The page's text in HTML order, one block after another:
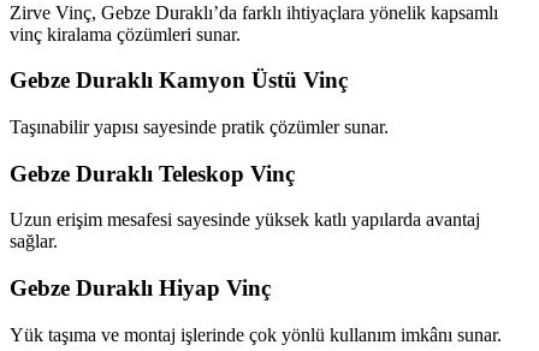
Zirve Vinç, Gebze Duraklı’da farklı ihtiyaçlara yönelik kapsamlı
vinç kiralama çözümleri sunar.
Gebze Duraklı Kamyon Üstü Vinç
Taşınabilir yapısı sayesinde pratik çözümler sunar.
Gebze Duraklı Teleskop Vinç
Uzun erişim mesafesi sayesinde yüksek katlı yapılarda avantaj
sağlar.
Gebze Duraklı Hiyap Vinç
Yük taşıma ve montaj işlerinde çok yönlü kullanım imkânı sunar.